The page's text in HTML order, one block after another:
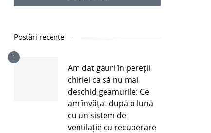
Postări recente
1
Am dat găuri în pereții
chiriei ca să nu mai
deschid geamurile: Ce
am învățat după o lună
cu un sistem de
ventilație cu recuperare